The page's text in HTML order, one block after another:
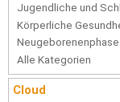
Jugendliche und
Körperliche
Neugeborenenphase
Alle Kategorien
Cloud